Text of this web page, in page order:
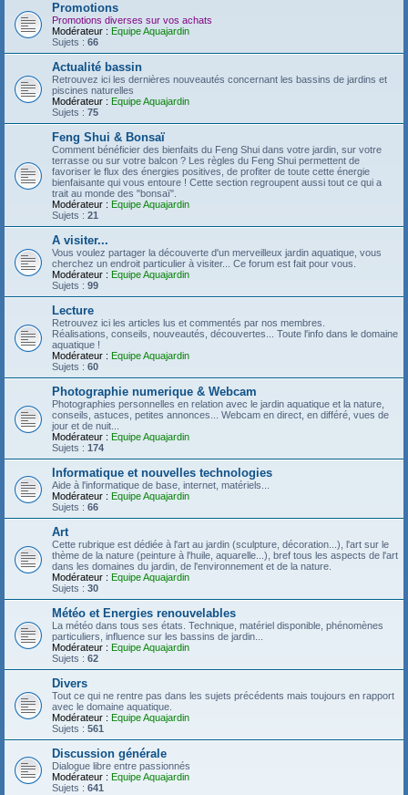
Promotions
Promotions diverses sur vos achats
Modérateur : Equipe Aquajardin
Sujets : 66
Actualité bassin
Retrouvez ici les dernières nouveautés concernant les bassins de jardins et
piscines naturelles
Modérateur : Equipe Aquajardin
Sujets : 75
Feng Shui & Bonsaï
Comment bénéficier des bienfaits du Feng Shui dans votre jardin, sur votre
terrasse ou sur votre balcon ? Les règles du Feng Shui permettent de
favoriser le flux des énergies positives, de profiter de toute cette énergie
bienfaisante qui vous entoure ! Cette section regroupent aussi tout ce qui a
trait au monde des "bonsaï".
Modérateur : Equipe Aquajardin
Sujets : 21
A visiter...
Vous voulez partager la découverte d'un merveilleux jardin aquatique, vous
cherchez un endroit particulier à visiter... Ce forum est fait pour vous.
Modérateur : Equipe Aquajardin
Sujets : 99
Lecture
Retrouvez ici les articles lus et commentés par nos membres.
Réalisations, conseils, nouveautés, découvertes... Toute l'info dans le domaine
aquatique !
Modérateur : Equipe Aquajardin
Sujets : 60
Photographie numerique & Webcam
Photographies personnelles en relation avec le jardin aquatique et la nature,
conseils, astuces, petites annonces... Webcam en direct, en différé, vues de
jour et de nuit...
Modérateur : Equipe Aquajardin
Sujets : 174
Informatique et nouvelles technologies
Aide à l'informatique de base, internet, matériels...
Modérateur : Equipe Aquajardin
Sujets : 66
Art
Cette rubrique est dédiée à l'art au jardin (sculpture, décoration...), l'art sur le
thème de la nature (peinture à l'huile, aquarelle...), bref tous les aspects de l'art
dans les domaines du jardin, de l'environnement et de la nature.
Modérateur : Equipe Aquajardin
Sujets : 30
Météo et Energies renouvelables
La météo dans tous ses états. Technique, matériel disponible, phénomènes
particuliers, influence sur les bassins de jardin...
Modérateur : Equipe Aquajardin
Sujets : 62
Divers
Tout ce qui ne rentre pas dans les sujets précédents mais toujours en rapport
avec le domaine aquatique.
Modérateur : Equipe Aquajardin
Sujets : 561
Discussion générale
Dialogue libre entre passionnés
Modérateur : Equipe Aquajardin
Sujets : 641